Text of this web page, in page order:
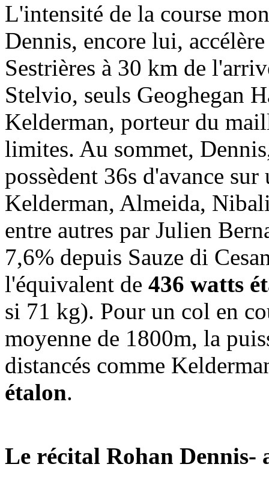
L'intensité de la course
Dennis, encore lui,
Sestrières à 30 km de
Stelvio, seuls Geoghegan
Kelderman, porteur du
limites. Au sommet,
possèdent 36s d'avance
Kelderman, Almeida,
entre autres par Julien
7,6% depuis Sauze di
l'équivalent de 436 watts
si 71 kg). Pour un col en
moyenne de 1800m, la
distancés comme
étalon.
Le récital Rohan Dennis-